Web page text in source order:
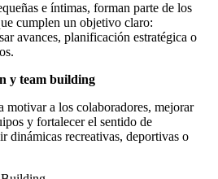
e íntimas, forman parte de los
cumplen un objetivo claro:
avances, planificación estratégica o
y team building
motivar a los colaboradores, mejorar
y fortalecer el sentido de
dinámicas recreativas, deportivas o